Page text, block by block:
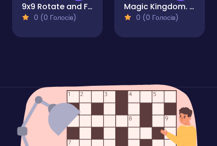
9x9 Rotate and Flip
0 (0 Голосів)
Magic Kingdom. Hex Match
0 (0 Голосів)